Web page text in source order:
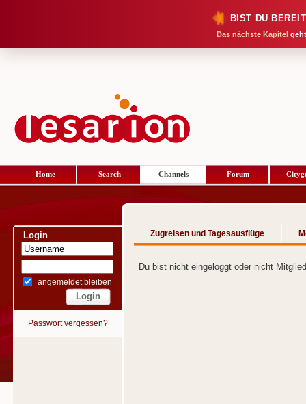
BIST DU
Das nächste Kapitel
Home Search Channels Forum
Login
angemeldet bleiben
Passwort vergessen?
Zugreisen und Tagesausflüge
Du bist nicht eingeloggt oder nicht